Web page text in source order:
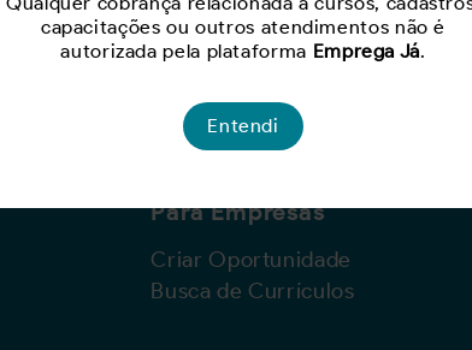
Para Empresas
Criar Oportunidade
Busca de Currículos
capacitações ou outros atendimentos não é
autorizada pela plataforma Emprega Já.
Entendi